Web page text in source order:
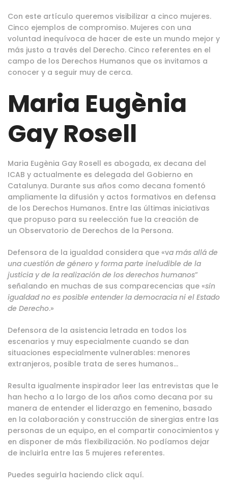
Con este artículo queremos visibilizar a cinco mujeres.
Cinco ejemplos de compromiso. Mujeres con una
voluntad inequívoca de hacer de este un mundo mejor y
más justo a través del Derecho. Cinco referentes en el
campo de los Derechos Humanos que os invitamos a
conocer y a seguir muy de cerca.
Maria Eugènia
Gay Rosell
Maria Eugènia Gay Rosell es abogada, ex decana del
ICAB y actualmente es delegada del Gobierno en
Catalunya. Durante sus años como decana fomentó
ampliamente la difusión y actos formativos en defensa
de los Derechos Humanos. Entre las últimas iniciativas
que propuso para su reelección fue la creación de
un Observatorio de Derechos de la Persona.
Defensora de la igualdad considera que «va más allá de
una cuestión de género y forma parte ineludible de la
justicia y de la realización de los derechos humanos”
señalando en muchas de sus comparecencias que «sin
igualdad no es posible entender la democracia ni el Estado
de Derecho.»
Defensora de la asistencia letrada en todos los
escenarios y muy especialmente cuando se dan
situaciones especialmente vulnerables: menores
extranjeros, posible trata de seres humanos…
Resulta igualmente inspirador leer las entrevistas que le
han hecho a lo largo de los años como decana por su
manera de entender el liderazgo en femenino, basado
en la colaboración y construcción de sinergias entre las
personas de un equipo, en el compartir conocimientos y
en disponer de más flexibilización. No podíamos dejar
de incluirla entre las 5 mujeres referentes.
Puedes seguirla haciendo click aquí.